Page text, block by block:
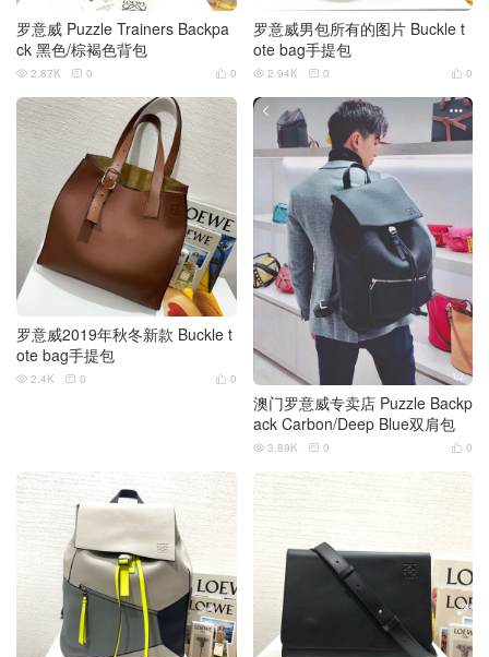
罗意威 Puzzle Trainers Backpa
ck 黑色/棕褐色背包
 0
 2.87K  0
罗意威男包所有的图片 Buckle t
ote bag手提包
 0
 2.94K  0
罗意威2019年秋冬新款 Buckle t
ote bag手提包
 0
 2.4K  0
澳门罗意威专卖店 Puzzle Backp
ack Carbon/Deep Blue双肩包
 0
 3.89K  0